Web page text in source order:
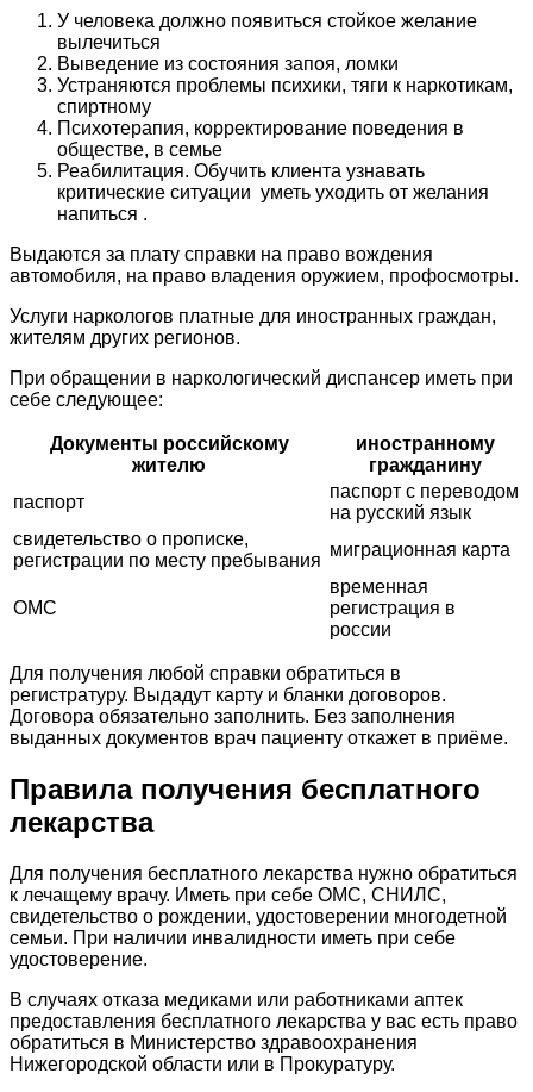
У человека должно появиться стойкое желание
вылечиться
Выведение из состояния запоя, ломки
Устраняются проблемы психики, тяги к наркотикам,
спиртному
Психотерапия, корректирование поведения в
обществе, в семье
Реабилитация. Обучить клиента узнавать
критические ситуации уметь уходить от желания
напиться .
Выдаются за плату справки на право вождения
автомобиля, на право владения оружием, профосмотры.
Услуги наркологов платные для иностранных граждан,
жителям других регионов.
При обращении в наркологический диспансер иметь при
себе следующее:
Документы российскому
жителю
иностранному
гражданину
паспорт
паспорт с переводом
на русский язык
свидетельство о прописке,
регистрации по месту пребывания
миграционная карта
ОМС
временная
регистрация в
россии
Для получения любой справки обратиться в
регистратуру. Выдадут карту и бланки договоров.
Договора обязательно заполнить. Без заполнения
выданных документов врач пациенту откажет в приёме.
Правила получения бесплатного
лекарства
Для получения бесплатного лекарства нужно обратиться
к лечащему врачу. Иметь при себе ОМС, СНИЛС,
свидетельство о рождении, удостоверении многодетной
семьи. При наличии инвалидности иметь при себе
удостоверение.
В случаях отказа медиками или работниками аптек
предоставления бесплатного лекарства у вас есть право
обратиться в Министерство здравоохранения
Нижегородской области или в Прокуратуру.